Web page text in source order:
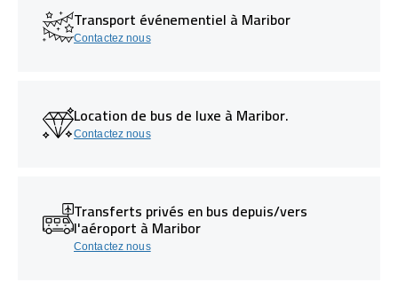
Transport événementiel à Maribor
Contactez nous
Location de bus de luxe à Maribor.
Contactez nous
Transferts privés en bus depuis/vers
l'aéroport à Maribor
Contactez nous